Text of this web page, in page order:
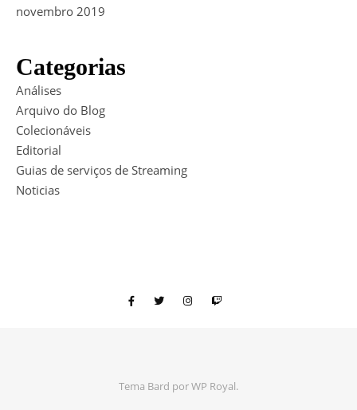
novembro 2019
Categorias
Análises
Arquivo do Blog
Colecionáveis
Editorial
Guias de serviços de Streaming
Noticias
Tema Bard porWP Royal.